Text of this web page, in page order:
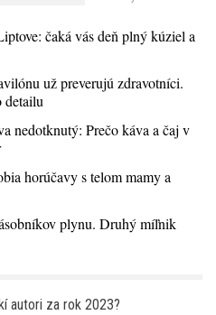
čaká vás deň plný kúziel a
už preverujú zdravotníci.
detailu
nedotknutý: Prečo káva a čaj v
horúčavy s telom mamy a
plynu. Druhý míľnik
autori za rok 2023?